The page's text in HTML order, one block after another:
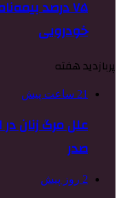
۷۵ درصد
خودرویی
پربازدید هفته
21 ساعت پیش
علل مرگ زنان
صدر
2 روز پیش